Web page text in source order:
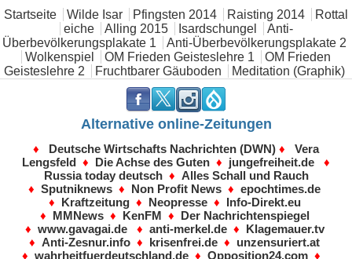
Hauptmenü
Startseite Wilde Isar Pfingsten 2014 Raisting 2014
Rottal
eiche
Alling 2015 Isardschungel
Anti-
Überbevölkerungsplakate 1
Anti-Überbevölkerungsplakate 2
Wolkenspiel
OM Frieden Geisteslehre 1
OM Frieden
Geisteslehre 2
Fruchtbarer Gäuboden Meditation (Graphik)
. . . .
Alternative online-Zeitungen
♦ Deutsche Wirtschafts Nachrichten (DWN) ♦ Vera
Lengsfeld ♦ Die Achse des Guten ♦ jungefreiheit.de
♦
Russia today deutsch♦ Alles Schall und Rauch
♦ Sputniknews ♦ Non Profit News ♦ epochtimes.de
♦ Kraftzeitung♦ Neopresse♦ Info-Direkt.eu
♦ MMNews♦ KenFM ♦ Der Nachrichtenspiegel
♦ www.gavagai.de ♦ anti-merkel.de♦ Klagemauer.tv
♦ Anti-Zesnur.info ♦ krisenfrei.de ♦ unzensuriert.at
♦ wahrheitfuerdeutschland.de ♦ Opposition24.com ♦